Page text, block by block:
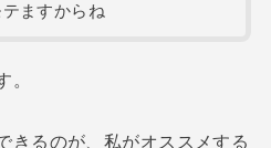
ますからね
。
きるのが、私がオススメする